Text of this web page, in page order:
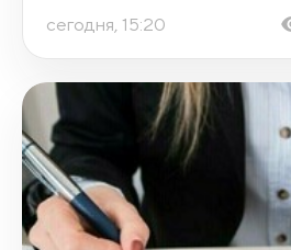
сегодня, 15:20